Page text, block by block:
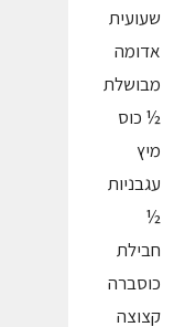
שעועית
אדומה
מבושלת
½ כוס
מיץ
עגבניות
½
חבילת
כוסברה
קצוצה